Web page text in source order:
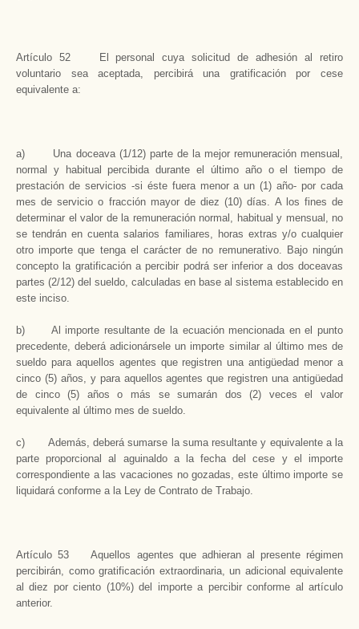
Artículo 52 El personal cuya solicitud de adhesión al retiro
voluntario sea aceptada, percibirá una gratificación por cese
equivalente a:
a) Una doceava (1/12) parte de la mejor remuneración mensual,
normal y habitual percibida durante el último año o el tiempo de
prestación de servicios -si éste fuera menor a un (1) año- por cada
mes de servicio o fracción mayor de diez (10) días. A los fines de
determinar el valor de la remuneración normal, habitual y mensual, no
se tendrán en cuenta salarios familiares, horas extras y/o cualquier
otro importe que tenga el carácter de no remunerativo. Bajo ningún
concepto la gratificación a percibir podrá ser inferior a dos doceavas
partes (2/12) del sueldo, calculadas en base al sistema establecido en
este inciso.
b) Al importe resultante de la ecuación mencionada en el punto
precedente, deberá adicionársele un importe similar al último mes de
sueldo para aquellos agentes que registren una antigüedad menor a
cinco (5) años, y para aquellos agentes que registren una antigüedad
de cinco (5) años o más se sumarán dos (2) veces el valor
equivalente al último mes de sueldo.
c) Además, deberá sumarse la suma resultante y equivalente a la
parte proporcional al aguinaldo a la fecha del cese y el importe
correspondiente a las vacaciones no gozadas, este último importe se
liquidará conforme a la Ley de Contrato de Trabajo.
Artículo 53 Aquellos agentes que adhieran al presente régimen
percibirán, como gratificación extraordinaria, un adicional equivalente
al diez por ciento (10%) del importe a percibir conforme al artículo
anterior.